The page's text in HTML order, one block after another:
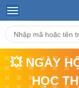
💥 NGÀY
HỌC